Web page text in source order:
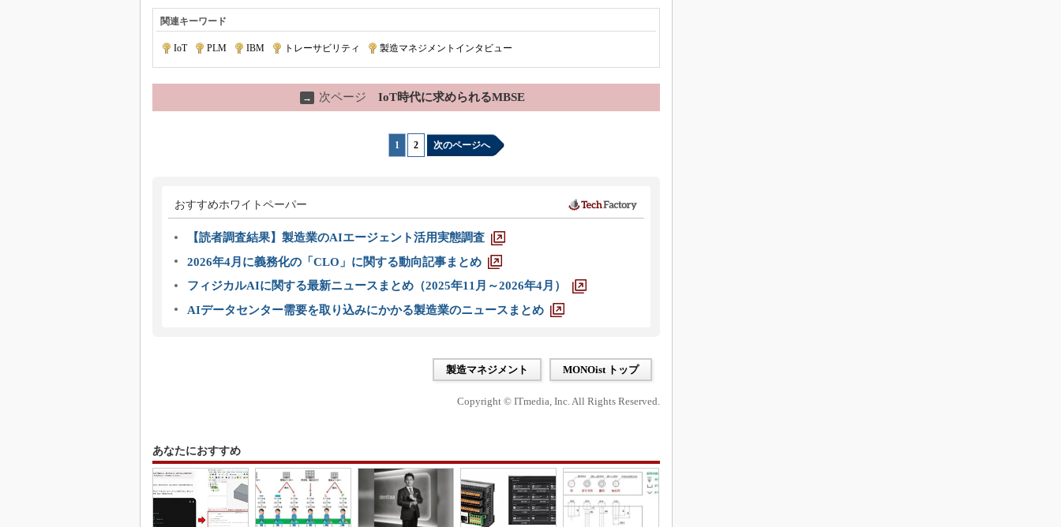
関連キーワード
IoT| PLM IBM トレーサビリティ 製造マネジメントインタビュー
→ 次ページ IoT時代に求められるMBSE
1 2 次のページへ
おすすめホワイトペーパー
【読者調査結果】製造業のAIエージェント活用実態調査
2026年4月に義務化の「CLO」に関する動向記事まとめ
フィジカルAIに関する最新ニュースまとめ（2025年11月～2026年4月）
AIデータセンター需要を取り込みにかかる製造業のニュースまとめ
製造マネジメント MONOist トップ
Copyright © ITmedia, Inc. All Rights Reserved.
あなたにおすすめ